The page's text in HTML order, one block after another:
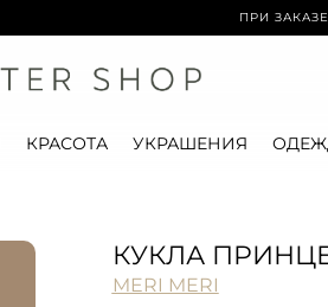
ПРИ ЗАКАЗЕ ОТ
КРАСОТА УКРАШЕНИЯ
КУКЛА
MERI MERI